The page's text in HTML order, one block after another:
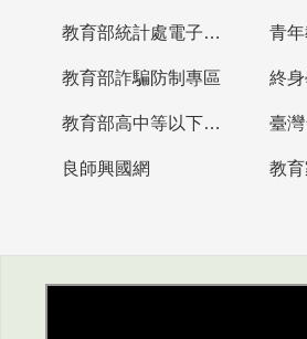
教育部統計處電子書櫃
教育部詐騙防制專區 終
教育部高中等以下學校及幼兒園教師資格檢定考試
良師興國網
教